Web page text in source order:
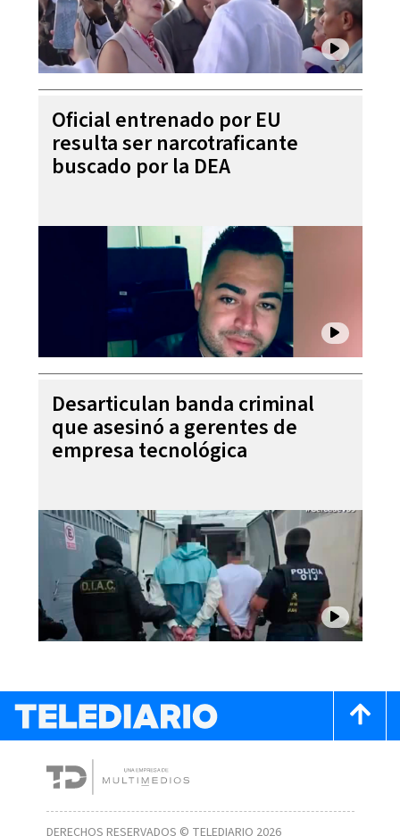
Oficial entrenado por EU
resulta ser narcotraficante
buscado por la DEA
Desarticulan banda criminal
que asesinó a gerentes de
empresa tecnológica
DERECHOS RESERVADOS © TELEDIARIO 2026